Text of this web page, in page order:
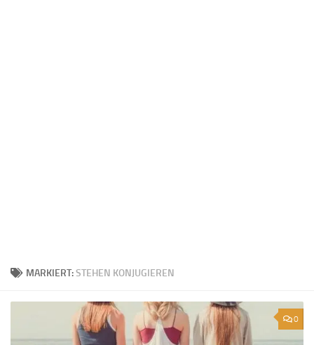
MARKIERT:STEHEN KONJUGIEREN
0